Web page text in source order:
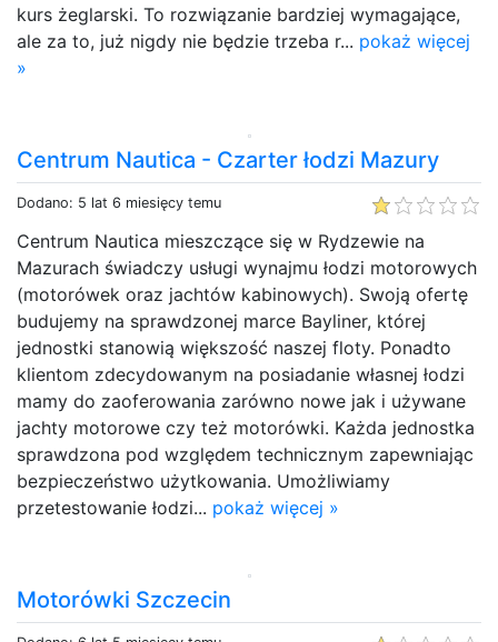
kurs żeglarski. To rozwiązanie bardziej wymagające,
ale za to, już nigdy nie będzie trzeba r... pokaż więcej
»
Centrum Nautica - Czarter łodzi Mazury
Dodano: 5 lat 6 miesięcy temu
Centrum Nautica mieszczące się w Rydzewie na
Mazurach świadczy usługi wynajmu łodzi motorowych
(motorówek oraz jachtów kabinowych). Swoją ofertę
budujemy na sprawdzonej marce Bayliner, której
jednostki stanowią większość naszej floty. Ponadto
klientom zdecydowanym na posiadanie własnej łodzi
mamy do zaoferowania zarówno nowe jak i używane
jachty motorowe czy też motorówki. Każda jednostka
sprawdzona pod względem technicznym zapewniając
bezpieczeństwo użytkowania. Umożliwiamy
przetestowanie łodzi... pokaż więcej »
Motorówki Szczecin